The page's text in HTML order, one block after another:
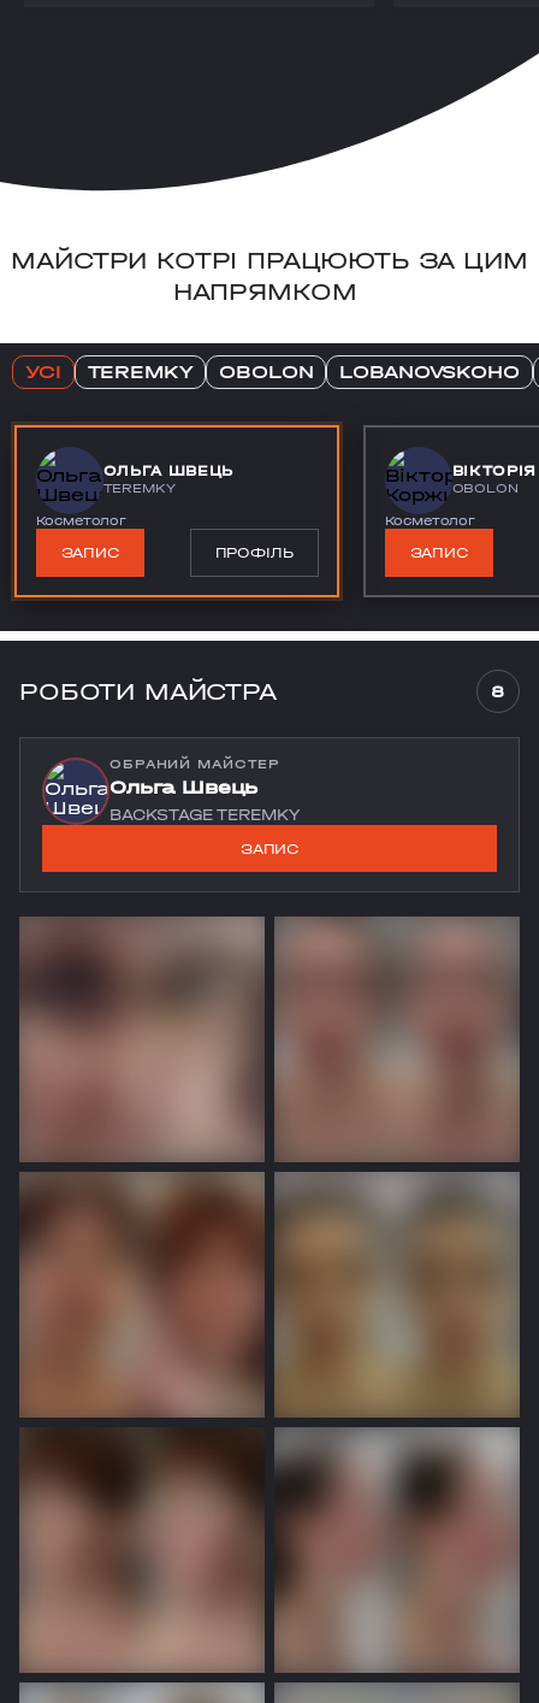
МАЙСТРИ КОТРІ ПРАЦЮЮТЬ ЗА ЦИМ
НАПРЯМКОМ
УСІ TEREMKY OBOLON LOBANOVSKOHO
ОЛЬГА ШВЕЦЬ
TEREMKY
Косметолог
ЗАПИС ПРОФІЛЬ
OBOLON
Косметолог
ЗАПИС
РОБОТИ МАЙСТРА 8
ОБРАНИЙ МАЙСТЕР
Ольга Швець
BACKSTAGE TEREMKY
ЗАПИС
щоб переглянути